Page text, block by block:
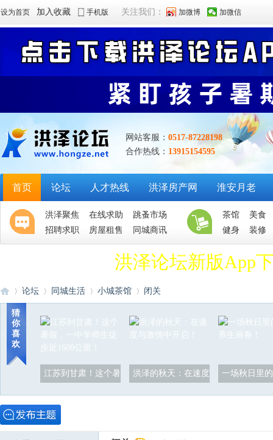
设为首页 加入收藏 手机版 关注我们： 加微博 加微信
网站客服： 0517-87228198
合作热线： 13915154595
首页 论坛 人才热线 洪泽房产网 淮安月老
洪泽聚焦 在线求助
跳蚤市场
招聘求职
房屋租售 同城商讯
茶馆
美食
健身
装修
洪泽论坛新版App
»
论坛 同城生活 小城茶馆 闭关
猜
你
喜
欢
江苏到甘肃！这个暑 洪泽的秋天：在速度 一场秋日里